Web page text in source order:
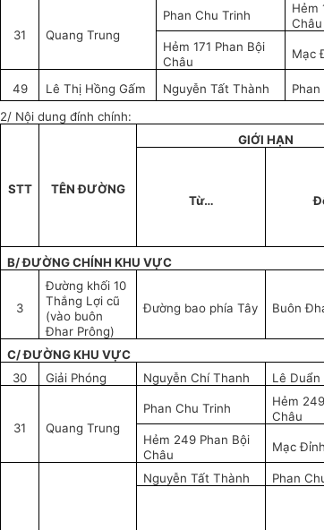
31 Quang Trung
Phan Chu Trinh
Hẻm
Châu
Hẻm 171 Phan Bội
Châu
Mạc
49 Lê Thị Hồng Gấm Nguyễn Tất Thành
2/ Nội dung đính chính:
STT TÊN ĐƯỜNG
GIỚI HẠN
Từ…
B/ ĐƯỜNG CHÍNH KHU VỰC
3
Đường khối 10
Thắng Lợi cũ
(vào buôn
Đhar Prông)
Đường bao phía Tây Buôn
C/ ĐƯỜNG KHU VỰC
30
Giải Phóng Nguyễn Chí Thanh Lê Duẩn
31 Quang Trung
Phan Chu Trinh
Hẻm
Châu
Hẻm 249 Phan Bội
Châu
Mạc
Nguyễn Tất Thành Phan